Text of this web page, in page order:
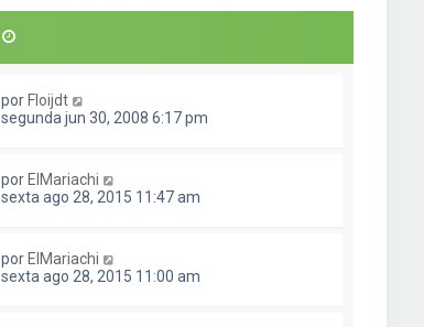
por Floijdt
segunda jun 30, 2008 6:17 pm
por ElMariachi
sexta ago 28, 2015 11:47 am
por ElMariachi
sexta ago 28, 2015 11:00 am